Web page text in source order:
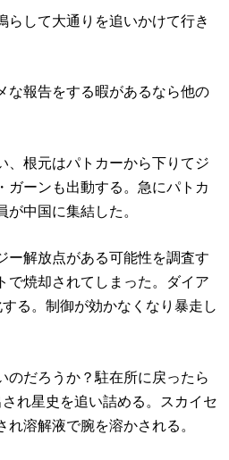
らして大通りを追いかけて行き
な報告をする暇があるなら他の
、根元はパトカーから下りてジ
ガーンも出動する。急にパトカ
中国に集結した。
ー解放点がある可能性を調査す
で焼却されてしまった。ダイア
る。制御が効かなくなり暴走し
のだろうか？駐在所に戻ったら
れ星史を追い詰める。スカイセ
溶解液で腕を溶かされる。